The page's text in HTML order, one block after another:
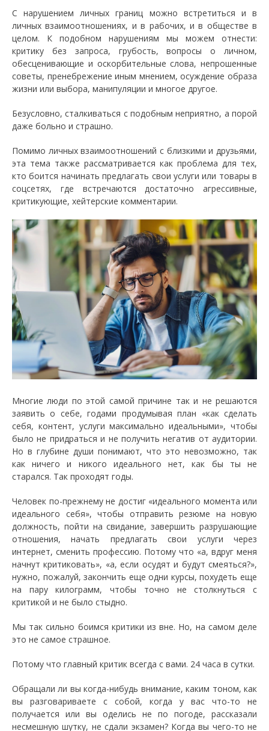
С нарушением личных границ можно встретиться и в
личных взаимоотношениях, и в рабочих, и в обществе в
целом. К подобном нарушениям мы можем отнести:
критику без запроса, грубость, вопросы о личном,
обесценивающие и оскорбительные слова, непрошенные
советы, пренебрежение иным мнением, осуждение образа
жизни или выбора, манипуляции и многое другое.
Безусловно, сталкиваться с подобным неприятно, а порой
даже больно и страшно.
Помимо личных взаимоотношений с близкими и друзьями,
эта тема также рассматривается как проблема для тех,
кто боится начинать предлагать свои услуги или товары в
соцсетях, где встречаются достаточно агрессивные,
критикующие, хейтерские комментарии.
Многие люди по этой самой причине так и не решаются
заявить о себе, годами продумывая план «как сделать
себя, контент, услуги максимально идеальными», чтобы
было не придраться и не получить негатив от аудитории.
Но в глубине души понимают, что это невозможно, так
как ничего и никого идеального нет, как бы ты не
старался. Так проходят годы.
Человек по-прежнему не достиг «идеального момента или
идеального себя», чтобы отправить резюме на новую
должность, пойти на свидание, завершить разрушающие
отношения, начать предлагать свои услуги через
интернет, сменить профессию. Потому что «а, вдруг меня
начнут критиковать», «а, если осудят и будут смеяться?»,
нужно, пожалуй, закончить еще одни курсы, похудеть еще
на пару килограмм, чтобы точно не столкнуться с
критикой и не было стыдно.
Мы так сильно боимся критики из вне. Но, на самом деле
это не самое страшное.
Потому что главный критик всегда с вами. 24 часа в сутки.
Обращали ли вы когда-нибудь внимание, каким тоном, как
вы разговариваете с собой, когда у вас что-то не
получается или вы оделись не по погоде, рассказали
несмешную шутку, не сдали экзамен? Когда вы чего-то не